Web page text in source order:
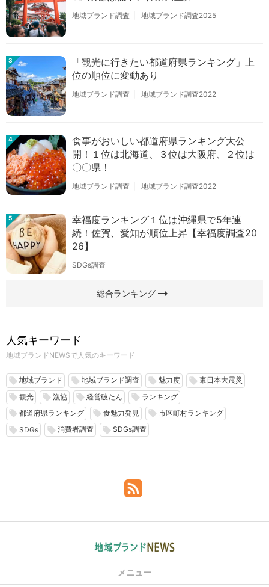
地域ブランド調査 地域ブランド調査2025
3
「観光に行きたい都道府県ランキング」上
位の順位に変動あり
地域ブランド調査 地域ブランド調査2022
4
食事がおいしい都道府県ランキング大公
開！１位は北海道、３位は大阪府、２位は
〇〇県！
地域ブランド調査 地域ブランド調査2022
5
幸福度ランキング１位は沖縄県で5年連
続！佐賀、愛知が順位上昇【幸福度調査20
26】
SDGs調査
総合ランキングarrow_right_alt
人気キーワード
地域ブランドNEWSで人気のキーワード
local_offer 地域ブランド local_offer 地域ブランド調査 local_offer 魅力度 local_offer 東日本大震災
local_offer 観光 local_offer 漁協 local_offer 経営破たん local_offer ランキング
local_offer 都道府県ランキング local_offer 食魅力発見 local_offer 市区町村ランキング
local_offer SDGs local_offer 消費者調査 local_offer SDGs調査
メニュー